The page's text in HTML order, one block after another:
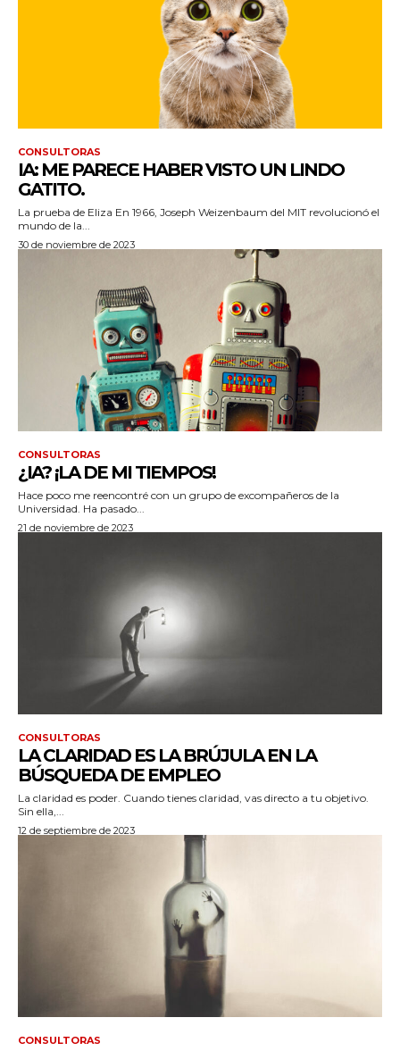
CONSULTORAS
IA: ME PARECE HABER VISTO UN LINDO
GATITO.
La prueba de Eliza En 1966, Joseph Weizenbaum del MIT revolucionó el
mundo de la...
30 de noviembre de 2023
CONSULTORAS
¿IA? ¡LA DE MI TIEMPOS!
Hace poco me reencontré con un grupo de excompañeros de la
Universidad. Ha pasado...
21 de noviembre de 2023
CONSULTORAS
LA CLARIDAD ES LA BRÚJULA EN LA
BÚSQUEDA DE EMPLEO
La claridad es poder. Cuando tienes claridad, vas directo a tu objetivo.
Sin ella,...
12 de septiembre de 2023
CONSULTORAS